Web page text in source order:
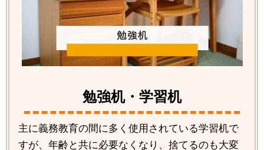
勉強机・学習机
主に義務教育の間に多く使用されている学習机で
すが、年齢と共に必要なくなり、捨てるのも大変